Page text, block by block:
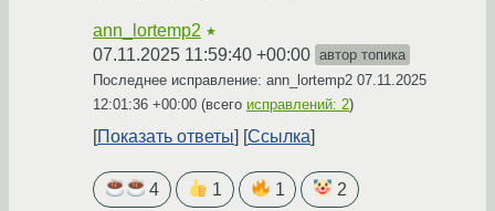
ann_lortemp2 ★
07.11.2025 11:59:40 +00:00 автор топика
Последнее исправление: ann_lortemp2 07.11.2025
12:01:36 +00:00 (всего исправлений: 2)
Показать ответы Ссылка
4 1 1 2